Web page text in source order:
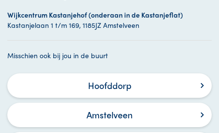
Wijkcentrum Kastanjehof (onderaan in de Kastanjeflat)
Kastanjelaan 1 t/m 169, 1185JZ Amstelveen
Misschien ook bij jou in de buurt
Hoofddorp
Amstelveen